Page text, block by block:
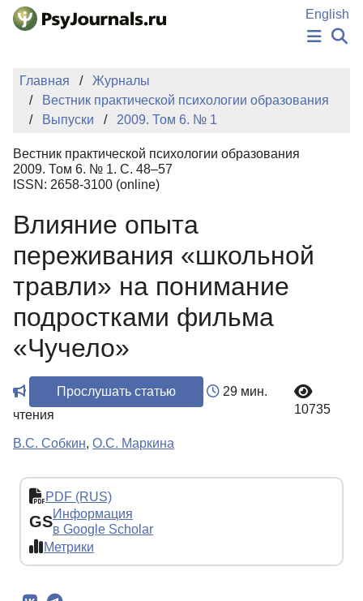
Перейти к основному содержанию
English
НОВОСТИ
ИЗДАНИЯ
АВТОРЫ
БАЗА ЗНАНИЙ
КЛЮЧЕВЫЕ СЛОВА
Регистрация
Главная
Журналы
Вестник практической психологии образования
Выпуски
2009. Том 6. № 1
Вестник практической психологии образования
2009. Том 6. № 1. С. 48–57
ISSN: 2658-3100 (online)
Влияние опыта
переживания «школьной
травли» на понимание
подростками фильма
«Чучело»
Прослушать статью
29 мин.
чтения
10735
В.С. Собкин, О.С. Маркина
PDF (RUS)
GSИнформация
в Google Scholar
Метрики